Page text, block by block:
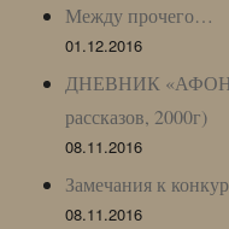
Между прочего…
01.12.2016
ДНЕВНИК
рассказов, 2000г)
08.11.2016
Замечания к
08.11.2016